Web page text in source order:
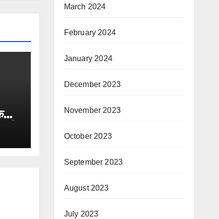
March 2024
February 2024
January 2024
December 2023
November 2023
October 2023
September 2023
August 2023
July 2023